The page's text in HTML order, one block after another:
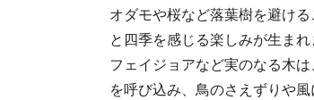
オダモや桜など落葉樹を避け
と四季を感じる楽しみが生まれ
フェイジョアなど実のなる木
を呼び込み、鳥のさえずりや